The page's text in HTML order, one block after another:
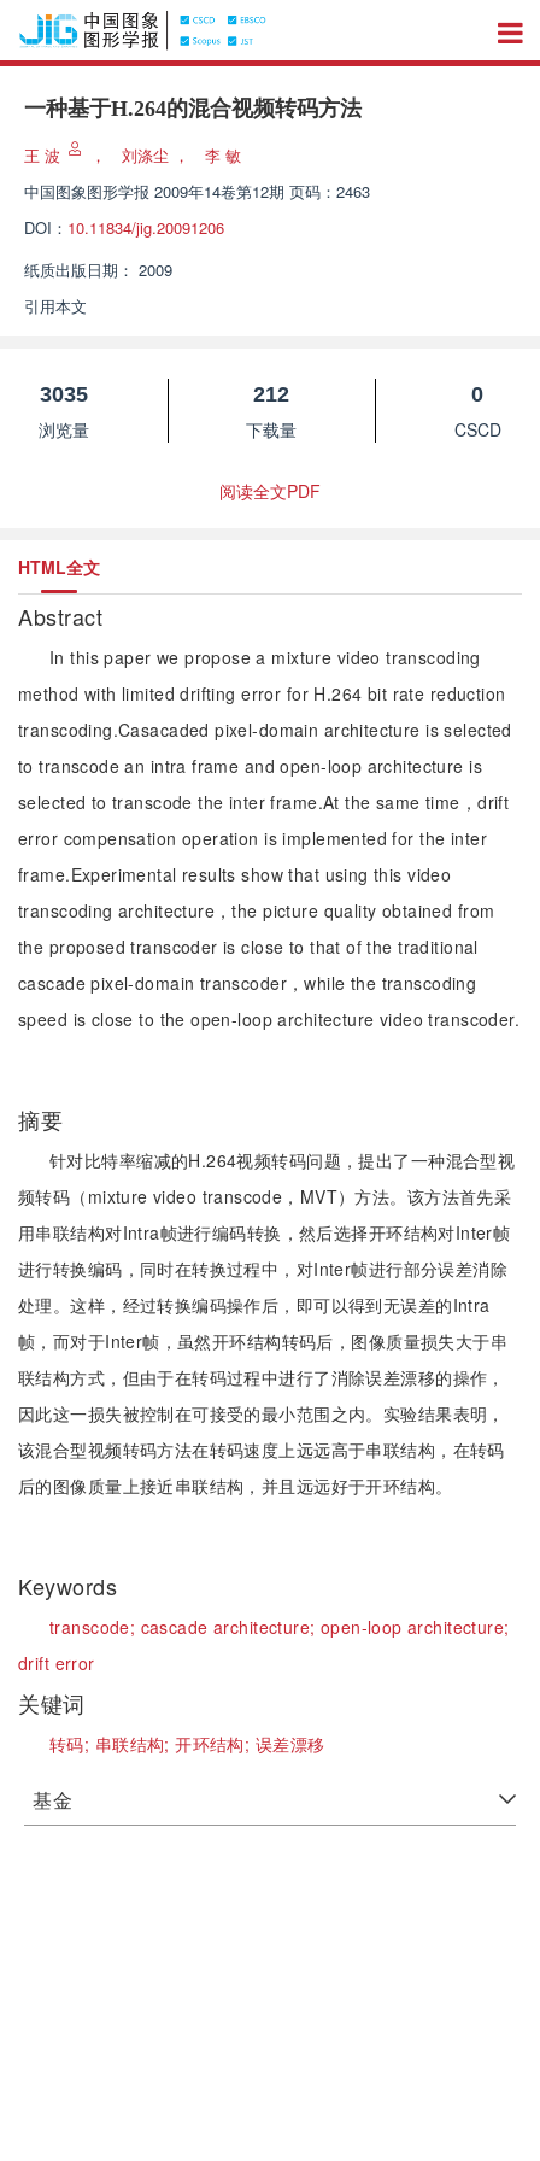
一种基于H.264的混合视频转码方法
王 波 ， 刘涤尘 ，
李 敏
中国图象图形学报 2009年14卷第12期 页码：2463
DOI： 10.11834/jig.20091206
纸质出版日期： 2009
引用本文
3035
浏览量
212
下载量
0
CSCD
阅读全文PDF
HTML全文
Abstract
In this paper we propose a mixture video transcoding
method with limited drifting error for H.264 bit rate reduction
transcoding.Casacaded pixel-domain architecture is selected
to transcode an intra frame and open-loop architecture is
selected to transcode the inter frame.At the same time，drift
error compensation operation is implemented for the inter
frame.Experimental results show that using this video
transcoding architecture，the picture quality obtained from
the proposed transcoder is close to that of the traditional
cascade pixel-domain transcoder，while the transcoding
speed is close to the open-loop architecture video transcoder.
摘要
针对比特率缩减的H.264视频转码问题，提出了一种混合型视
频转码（mixture video transcode，MVT）方法。该方法首先采
用串联结构对Intra帧进行编码转换，然后选择开环结构对Inter帧
进行转换编码，同时在转换过程中，对Inter帧进行部分误差消除
处理。这样，经过转换编码操作后，即可以得到无误差的Intra
帧，而对于Inter帧，虽然开环结构转码后，图像质量损失大于串
联结构方式，但由于在转码过程中进行了消除误差漂移的操作，
因此这一损失被控制在可接受的最小范围之内。实验结果表明，
该混合型视频转码方法在转码速度上远远高于串联结构，在转码
后的图像质量上接近串联结构，并且远远好于开环结构。
Keywords
transcode; cascade architecture; open-loop architecture;
drift error
关键词
转码; 串联结构;开环结构; 误差漂移
基金